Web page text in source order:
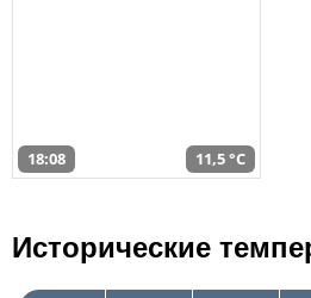
18:08 11,5 °C
Исторические